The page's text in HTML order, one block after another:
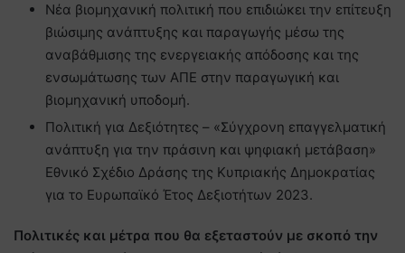
Νέα βιομηχανική πολιτική που επιδιώκει την επίτευξη
βιώσιμης ανάπτυξης και παραγωγής μέσω της
αναβάθμισης της ενεργειακής απόδοσης και της
ενσωμάτωσης των ΑΠΕ στην παραγωγική και
βιομηχανική υποδομή.
Πολιτική για Δεξιότητες – «Σύγχρονη επαγγελματική
ανάπτυξη για την πράσινη και ψηφιακή μετάβαση»
Εθνικό Σχέδιο Δράσης της Κυπριακής Δημοκρατίας
για το Ευρωπαϊκό Έτος Δεξιοτήτων 2023.
Πολιτικές και μέτρα που θα εξεταστούν με σκοπό την